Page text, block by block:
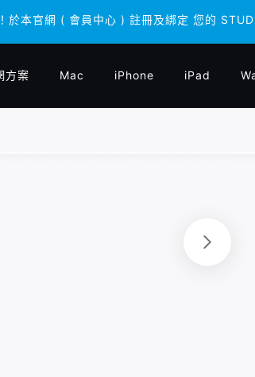
本官網 ( 會員中心 ) 註冊及綁定 您的
本官網 ( 會員中心 ) 註冊及綁定 您的
方案 Mac iPhone iPad